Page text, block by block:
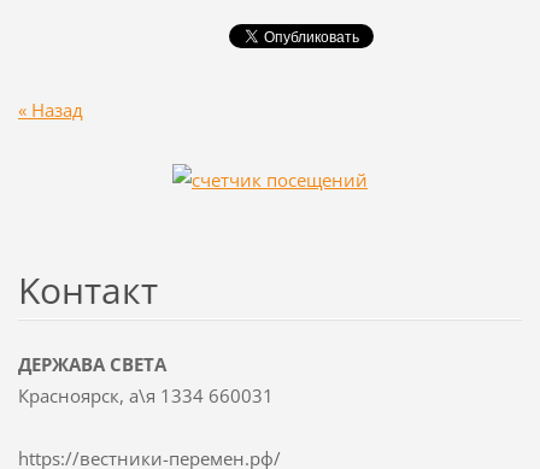
« Назад
Koнтакт
ДЕРЖАВА СВЕТА
Красноярск, а\я 1334 660031
https://вестники-перемен.рф/